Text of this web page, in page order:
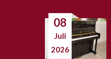
08
Juli
2026